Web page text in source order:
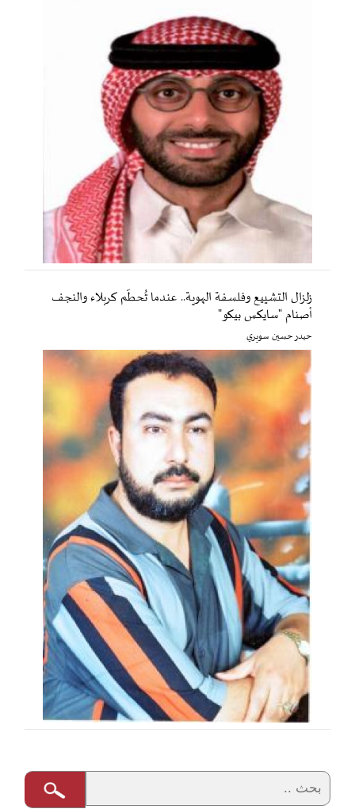
زلزال التشييع وفلسفة الهوية.. عندما تُحطّم كربلاء والنجف
أصنام "سايكس بيكو"
حيدر حسين سويري